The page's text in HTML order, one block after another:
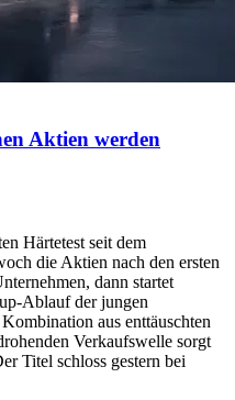
Aktien werden
Härtetest seit dem
die Aktien nach den ersten
dann startet
Ablauf der jungen
aus enttäuschten
Verkaufswelle sorgt
Titel schloss gestern bei